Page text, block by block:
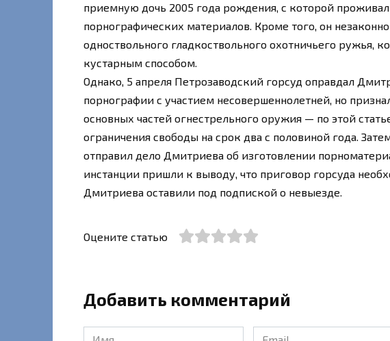
приемную дочь 2005 года рождения, с которой проживал
порнографических материалов. Кроме того, он
одноствольного гладкоствольного охотничьего ружья,
кустарным способом.
Однако, 5 апреля Петрозаводский горсуд оправдал
порнографии с участием несовершеннолетней, но
основных частей огнестрельного оружия — по этой
ограничения свободы на срок два с половиной года.
отправил дело Дмитриева об изготовлении
инстанции пришли к выводу, что приговор горсуда
Дмитриева оставили под подпиской о невыезде.
Оцените статью
Добавить комментарий
Имя
Email